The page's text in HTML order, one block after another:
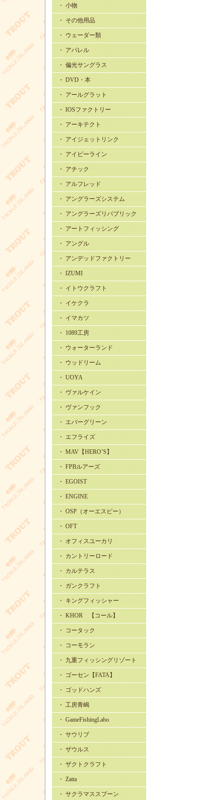
・ 小物
・ その他用品
・ ウェーダー類
・ アパレル
・ 偏光サングラス
・ DVD・本
・ アールグラット
・ IOSファクトリー
・ アーキテクト
・ アイジェットリンク
・ アイビーライン
・ アチック
・ アルフレッド
・ アングラーズシステム
・ アングラーズリパブリック
・ アートフィッシング
・ アングル
・ アンデッドファクトリー
・ IZUMI
・ イトウクラフト
・ イケクラ
・ イマカツ
・ 1089工房
・ ウォーターランド
・ ウッドリーム
・ UOYA
・ ヴァルケイン
・ ヴァンフック
・ エバーグリーン
・ エフライズ
・ MAV【HERO’S】
・ FPBルアーズ
・ EGOIST
・ ENGINE
・ OSP（オーエスピー）
・ OFT
・ オフィスユーカリ
・ カントリーロード
・ カルテラス
・ ガンクラフト
・ キングフィッシャー
・ KHOR 【コール】
・ コータック
・ コーモラン
・ 九重フィッシングリゾート
・ ゴーセン【FATA】
・ ゴッドハンズ
・ 工房青嶋
・ GameFishingLabo
・ サウリブ
・ ザウルス
・ ザクトクラフト
・ Zatta
・ サクラマススプーン